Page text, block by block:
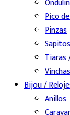
Pico
Pinzas
Sapitos
Tiaras
Bijou /
Anillos